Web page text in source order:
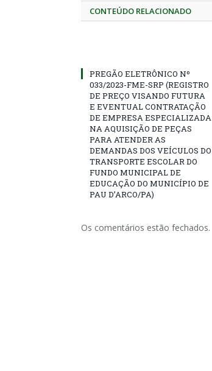
CONTEÚDO RELACIONADO
PREGÃO ELETRÔNICO Nº
033/2023-FME-SRP (REGISTRO
DE PREÇO VISANDO FUTURA
E EVENTUAL CONTRATAÇÃO
DE EMPRESA ESPECIALIZADA
NA AQUISIÇÃO DE PEÇAS
PARA ATENDER AS
DEMANDAS DOS VEÍCULOS DO
TRANSPORTE ESCOLAR DO
FUNDO MUNICIPAL DE
EDUCAÇÃO DO MUNICÍPIO DE
PAU D’ARCO/PA)
Os comentários estão fechados.